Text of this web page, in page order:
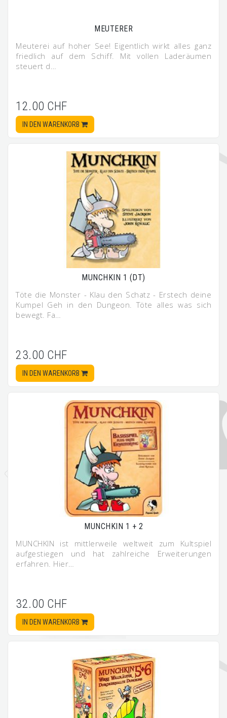
MEUTERER
Meuterei auf hoher See! Eigentlich wirkt alles ganz
friedlich auf dem Schiff. Mit vollen Laderäumen
steuert d…
12.00 CHF
IN DEN WARENKORB
MUNCHKIN 1 (DT)
Töte die Monster - Klau den Schatz - Erstech deine
Kumpel Geh in den Dungeon. Töte alles was sich
bewegt. Fa…
23.00 CHF
IN DEN WARENKORB
MUNCHKIN 1 + 2
MUNCHKIN ist mittlerweile weltweit zum Kultspiel
aufgestiegen und hat zahlreiche Erweiterungen
erfahren. Hier…
32.00 CHF
IN DEN WARENKORB